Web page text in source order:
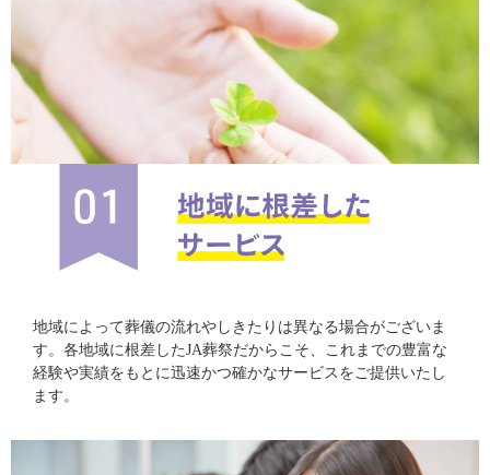
地域によって葬儀の流れやしきたりは異なる場合がございま
す。各地域に根差したJA葬祭だからこそ、これまでの豊富な
経験や実績をもとに迅速かつ確かなサービスをご提供いたし
ます。